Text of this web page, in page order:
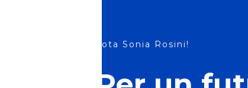
Vota Sonia Rosini!